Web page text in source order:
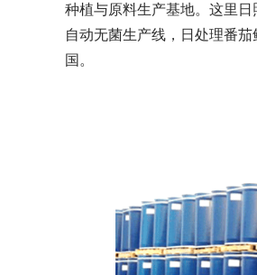
种植与原料生产基地。这里
自动无菌生产线，日处理番
国。